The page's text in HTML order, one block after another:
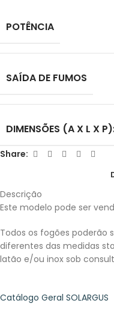
POTÊNCIA
SAÍDA DE FUMOS
DIMENSÕES (A X L X
Share:
Descrição
Este modelo pode ser
Todos os fogões poderão
diferentes das medidas
latão e/ou inox sob
Catálogo Geral SOLARGUS